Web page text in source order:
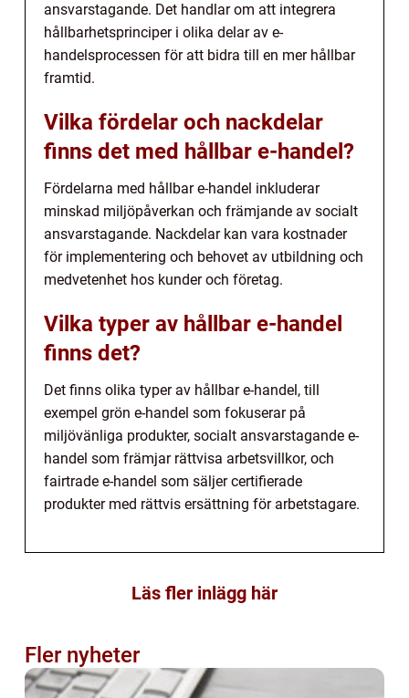
ansvarstagande. Det handlar om att integrera
hållbarhetsprinciper i olika delar av e-
handelsprocessen för att bidra till en mer hållbar
framtid.
Vilka fördelar och nackdelar
finns det med hållbar e-handel?
Fördelarna med hållbar e-handel inkluderar
minskad miljöpåverkan och främjande av socialt
ansvarstagande. Nackdelar kan vara kostnader
för implementering och behovet av utbildning och
medvetenhet hos kunder och företag.
Vilka typer av hållbar e-handel
finns det?
Det finns olika typer av hållbar e-handel, till
exempel grön e-handel som fokuserar på
miljövänliga produkter, socialt ansvarstagande e-
handel som främjar rättvisa arbetsvillkor, och
fairtrade e-handel som säljer certifierade
produkter med rättvis ersättning för arbetstagare.
Läs fler inlägg här
Fler nyheter